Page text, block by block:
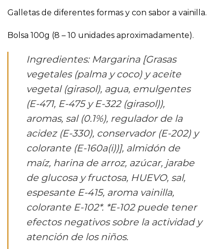
Galletas de diferentes formas y con sabor a vainilla.
Bolsa 100g (8 – 10 unidades aproximadamente).
Ingredientes: Margarina [Grasas
vegetales (palma y coco) y aceite
vegetal (girasol), agua, emulgentes
(E-471, E-475 y E-322 (girasol)),
aromas, sal (0.1%), regulador de la
acidez (E-330), conservador (E-202) y
colorante (E-160a(i))], almidón de
maíz, harina de arroz, azúcar, jarabe
de glucosa y fructosa, HUEVO, sal,
espesante E-415, aroma vainilla,
colorante E-102*. *E-102 puede tener
efectos negativos sobre la actividad y
atención de los niños.